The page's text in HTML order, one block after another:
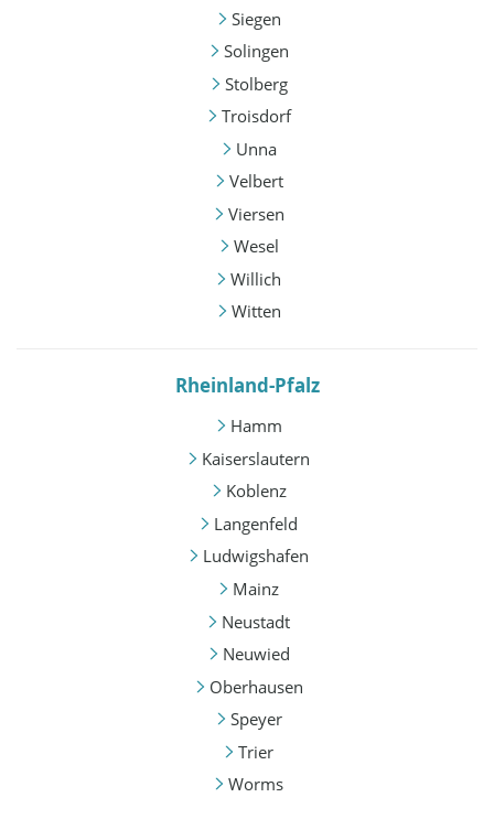
Siegen
Solingen
Stolberg
Troisdorf
Unna
Velbert
Viersen
Wesel
Willich
Witten
Rheinland-Pfalz
Hamm
Kaiserslautern
Koblenz
Langenfeld
Ludwigshafen
Mainz
Neustadt
Neuwied
Oberhausen
Speyer
Trier
Worms